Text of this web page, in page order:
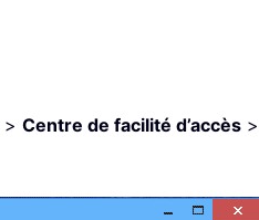
> Centre de facilité d’accès >